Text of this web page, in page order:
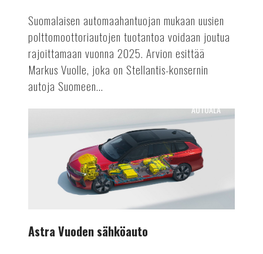
Suomalaisen automaahantuojan mukaan uusien
polttomoottoriautojen tuotantoa voidaan joutua
rajoittamaan vuonna 2025. Arvion esittää
Markus Vuolle, joka on Stellantis-konsernin
autoja Suomeen...
Vuoden
AUTOALA
Astra Vuoden sähköauto